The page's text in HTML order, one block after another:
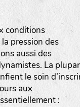
conditions
pression des
aussi des
La
le soin
aux
: